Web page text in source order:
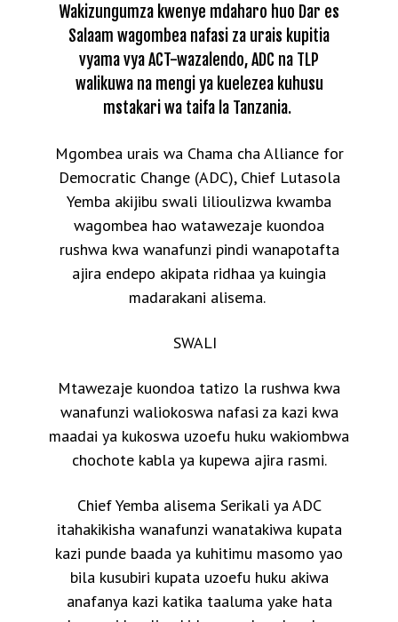
Wakizungumza kwenye mdaharo huo Dar es
Salaam wagombea nafasi za urais kupitia
vyama vya ACT-wazalendo, ADC na TLP
walikuwa na mengi ya kuelezea kuhusu
mstakari wa taifa la Tanzania.
Mgombea urais wa Chama cha Alliance for
Democratic Change (ADC), Chief Lutasola
Yemba akijibu swali lilioulizwa kwamba
wagombea hao watawezaje kuondoa
rushwa kwa wanafunzi pindi wanapotafta
ajira endepo akipata ridhaa ya kuingia
madarakani alisema.
SWALI
Mtawezaje kuondoa tatizo la rushwa kwa
wanafunzi waliokoswa nafasi za kazi kwa
maadai ya kukoswa uzoefu huku wakiombwa
chochote kabla ya kupewa ajira rasmi.
Chief Yemba alisema Serikali ya ADC
itahakikisha wanafunzi wanatakiwa kupata
kazi punde baada ya kuhitimu masomo yao
bila kusubiri kupata uzoefu huku akiwa
anafanya kazi katika taaluma yake hata